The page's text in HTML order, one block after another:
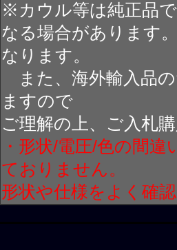
※カウル等は純正品
なる場合があります
なります。
また、海外輸入品
ますので
ご理解の上、ご入札
・形状/電圧/色の間
ておりません。
形状や仕様をよく確